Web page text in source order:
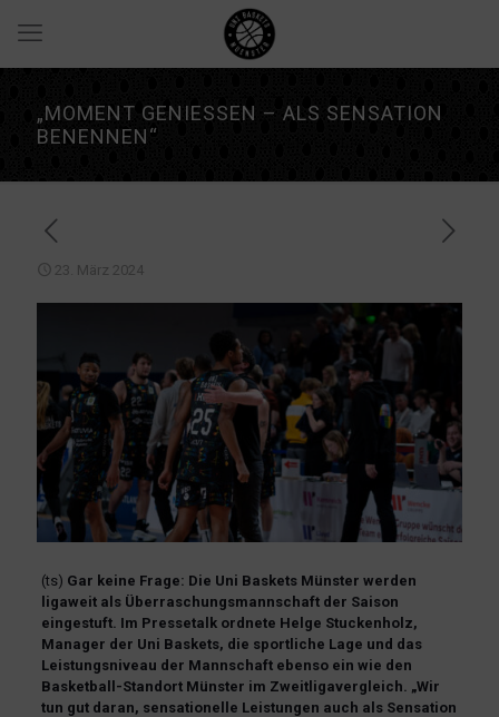
„MOMENT GENIESSEN – ALS SENSATION B
ENENNEN“
23. März 2024
(ts) Gar keine Frage: Die Uni Baskets Münster werden
ligaweit als Überraschungsmannschaft der Saison
eingestuft. Im Pressetalk ordnete Helge Stuckenholz,
Manager der Uni Baskets, die sportliche Lage und das
Leistungsniveau der Mannschaft ebenso ein wie den
Basketball-Standort Münster im Zweitligavergleich. „Wir
tun gut daran, sensationelle Leistungen auch als Sensation